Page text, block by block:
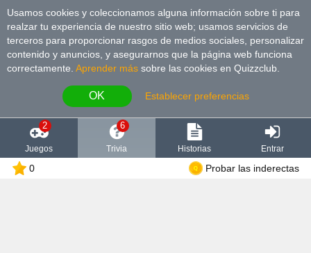
Usamos cookies y coleccionamos alguna información sobre ti para
realzar tu experiencia de nuestro sitio web; usamos servicios de
terceros para proporcionar rasgos de medios sociales, personalizar
contenido y anuncios, y asegurarnos que la página web funciona
correctamente. Aprender más sobre las cookies en Quizzclub.
OK Establecer preferencias
2
Juegos
6
Trivia Historias Entrar
0 Probar las inderectas